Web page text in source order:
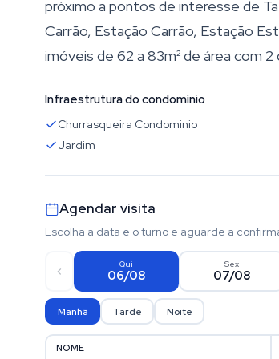
próximo a pontos de interesse de
Carrão, Estação Carrão, Estação
imóveis de 62 a 83m² de área com
Infraestrutura do condomínio
Churrasqueira Condominio
Jardim
Agendar visita
Escolha a data e o turno e aguarde a
Qui
06/08
Sex
07/08
Manhã Tarde Noite
NOME